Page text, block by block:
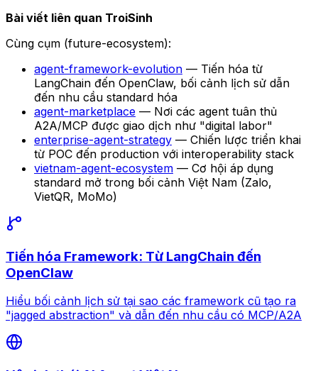
Bài viết liên quan TroiSinh
Cùng cụm (future-ecosystem):
agent-framework-evolution — Tiến hóa từ
LangChain đến OpenClaw, bối cảnh lịch sử dẫn
đến nhu cầu standard hóa
agent-marketplace — Nơi các agent tuân thủ
A2A/MCP được giao dịch như "digital labor"
enterprise-agent-strategy — Chiến lược triển khai
từ POC đến production với interoperability stack
vietnam-agent-ecosystem — Cơ hội áp dụng
standard mở trong bối cảnh Việt Nam (Zalo,
VietQR, MoMo)
Tiến hóa Framework: Từ LangChain đến
OpenClaw
Hiểu bối cảnh lịch sử tại sao các framework cũ tạo ra
"jagged abstraction" và dẫn đến nhu cầu có MCP/A2A